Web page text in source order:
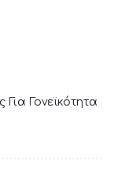
Γονεϊκότητα